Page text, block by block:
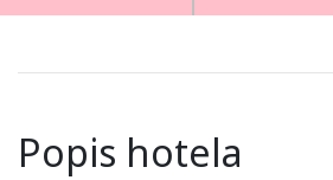
Popis hotela